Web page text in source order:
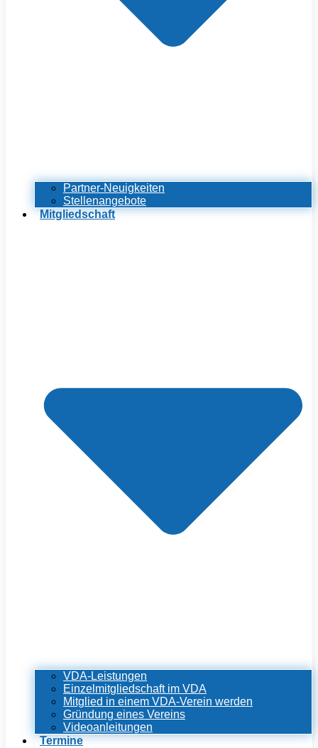
Partner-Neuigkeiten
Stellenangebote
Mitgliedschaft
VDA-Leistungen
Einzelmitgliedschaft im VDA
Mitglied in einem VDA-Verein werden
Gründung eines Vereins
Videoanleitungen
Termine